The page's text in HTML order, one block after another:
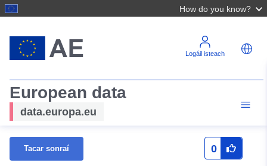
How do you know?
Logáil isteach
European data
data.europa.eu
Tacar sonraí 0